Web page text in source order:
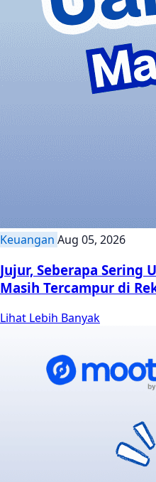
Keuangan Aug 05, 2026
Jujur, Seberapa Sering
Masih Tercampur di
Lihat Lebih Banyak